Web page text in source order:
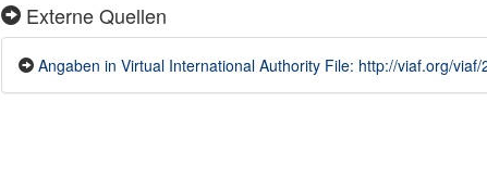
Externe Quellen
Angaben in Virtual International Authority File: http://viaf.org/viaf/